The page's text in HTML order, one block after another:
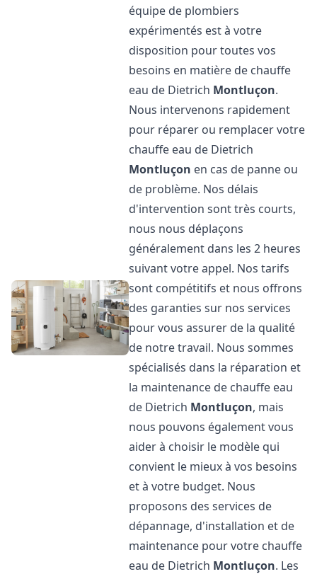
équipe de plombiers
expérimentés est à votre
disposition pour toutes vos
besoins en matière de chauffe
eau de Dietrich Montluçon.
Nous intervenons rapidement
pour réparer ou remplacer votre
chauffe eau de Dietrich
Montluçon en cas de panne ou
de problème. Nos délais
d'intervention sont très courts,
nous nous déplaçons
généralement dans les 2 heures
suivant votre appel. Nos tarifs
sont compétitifs et nous offrons
des garanties sur nos services
pour vous assurer de la qualité
de notre travail. Nous sommes
spécialisés dans la réparation et
la maintenance de chauffe eau
de Dietrich Montluçon, mais
nous pouvons également vous
aider à choisir le modèle qui
convient le mieux à vos besoins
et à votre budget. Nous
proposons des services de
dépannage, d'installation et de
maintenance pour votre chauffe
eau de Dietrich Montluçon. Les